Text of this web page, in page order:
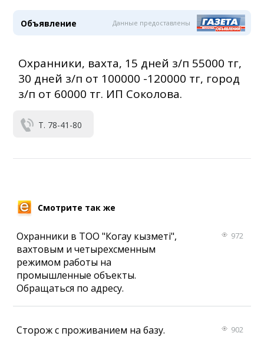
Объявление Данные предоставлены
Охранники, вахта, 15 дней з/п 55000 тг,
30 дней з/п от 100000 -120000 тг, город
з/п от 60000 тг. ИП Соколова.
Т. 78-41-80
Смотрите так же
Охранники в ТОО "Когау кызметi",
вахтовым и четырехсменным
режимом работы на
промышленные объекты.
Обращаться по адресу.
972
Сторож с проживанием на базу. 902